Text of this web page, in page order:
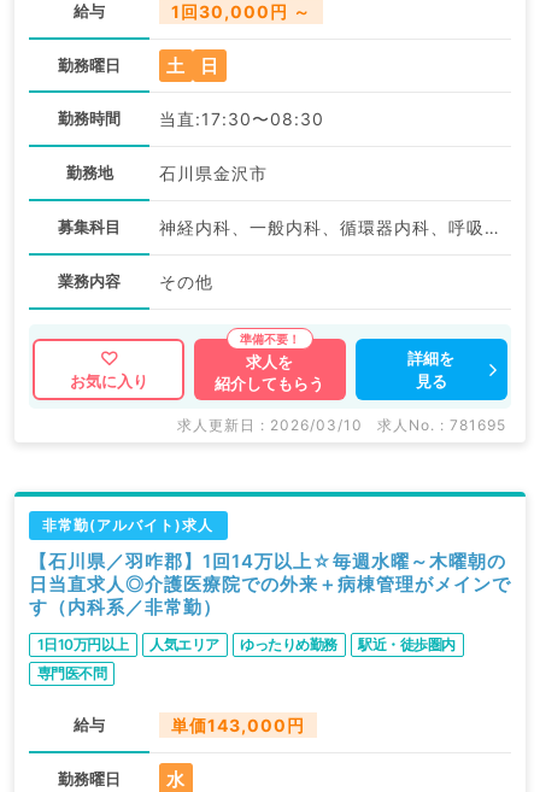
給与 1回30,000円 ～
勤務曜日 土 日
勤務時間 当直:17:30〜08:30
勤務地 石川県金沢市
募集科目 神経内科、一般内科、循環器内科、呼吸器内科、消化器内科、内分泌・代謝内科、腎臓内科、老年内科、血液内科、膠原病科
業務内容 その他
お気に入り
求人を
紹介してもらう
詳細を
見る
求人更新日 : 2026/03/10 求人No. : 781695
非常勤(アルバイト)求人
【石川県／羽咋郡】1回14万以上☆毎週水曜～木曜朝の
日当直求人◎介護医療院での外来＋病棟管理がメインで
す（内科系／非常勤）
1日10万円以上 人気エリア ゆったりめ勤務
駅近・徒歩圏内
専門医不問
給与 単価143,000円
勤務曜日 水